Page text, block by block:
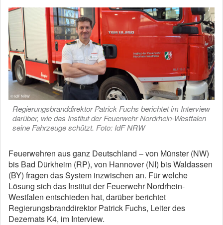
Regierungsbranddirektor Patrick Fuchs berichtet im Interview
darüber, wie das Institut der Feuerwehr Nordrhein-Westfalen
seine Fahrzeuge schützt. Foto: IdF NRW
Feuerwehren aus ganz Deutschland – von Münster (NW)
bis Bad Dürkheim (RP), von Hannover (NI) bis Waldassen
(BY) fragen das System inzwischen an. Für welche
Lösung sich das Institut der Feuerwehr Nordrhein-
Westfalen entschieden hat, darüber berichtet
Regierungsbranddirektor Patrick Fuchs, Leiter des
Dezernats K4, im Interview.